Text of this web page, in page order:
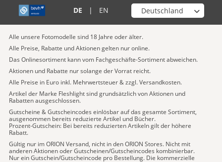
DE | EN Wähle deinen Shop
Alle unsere Fotomodelle sind 18 Jahre oder älter.
Alle Preise, Rabatte und Aktionen gelten nur online.
Das Onlinesortiment kann vom Fachgeschäfte-Sortiment abweichen.
Aktionen und Rabatte nur solange der Vorrat reicht.
Alle Preise in Euro inkl. Mehrwertsteuer & zzgl. Versandkosten.
Artikel der Marke Fleshlight sind grundsätzlich von Aktionen und
Rabatten ausgeschlossen.
Gutscheine & Gutscheincodes einlösbar auf das gesamte Sortiment,
ausgenommen bereits reduzierte Artikel und Bücher.
Prozent-Gutschein: Bei bereits reduzierten Artikeln gilt der höhere
Rabatt.
Gültig nur im ORION Versand, nicht in den ORION Stores. Nicht mit
anderen Aktionen oder Gutscheinen/Gutscheincodes kombinierbar.
Nur ein Gutschein/Gutscheincode pro Bestellung. Die kommerzielle